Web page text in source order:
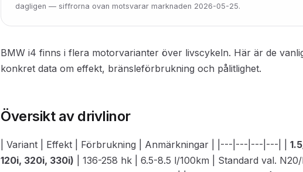
dagligen — siffrorna ovan motsvarar marknaden 2026-05-25.
BMW i4 finns i flera motorvarianter över livscykeln. Här är de
konkret data om effekt, bränsleförbrukning och pålitlighet.
Översikt av drivlinor
| Variant | Effekt | Förbrukning | Anmärkningar | |---|---|---|---| |
120i, 320i, 330i) | 136-258 hk | 6.5-8.5 l/100km | Standard val.